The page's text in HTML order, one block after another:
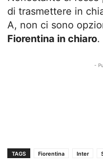
di trasmettere in
A, non ci sono
Fiorentina in chiaro.
-
TAGS Fiorentina Inter